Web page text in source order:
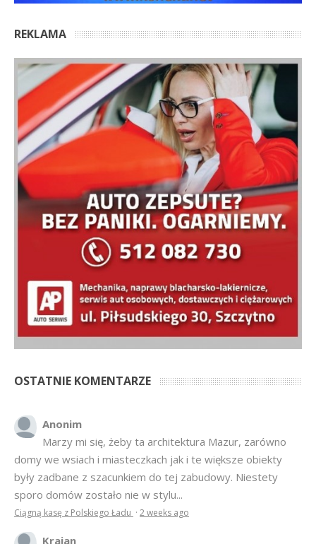
REKLAMA
OSTATNIE KOMENTARZE
Anonim
Marzy mi się, żeby ta architektura Mazur, zarówno
domy we wsiach i miasteczkach jak i te większe obiekty
były zadbane z szacunkiem do tej zabudowy. Niestety
sporo domów zostało nie w stylu...
Ciągną kasę z Polskiego Ładu · 2 weeks ago
Krajan